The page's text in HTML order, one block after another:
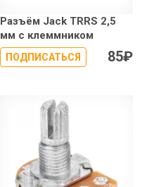
Разъём Jack TRRS 2,5
мм с клеммником
ПОДПИСАТЬСЯ 85₽